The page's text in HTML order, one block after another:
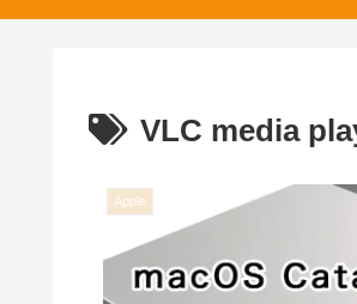
VLC media
Apple